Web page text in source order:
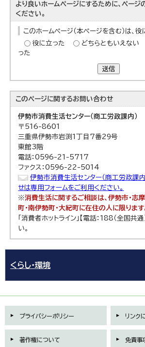
より良いホームページにするために、ペー
ください。
このホームページ（本ページを含む）は、
役に立った
どちらともいえない
った
送信
このページに関するお問い合わせ
伊勢市消費生活センター（商工労政課内）
〒516-8601
三重県伊勢市岩渕1丁目7番29号
東館3階
電話：0596-21-5717
ファクス：0596-22-5014
伊勢市消費生活センター（商工労政課
せは専用フォームをご利用ください。
※消費生活に関するご相談は、伊勢市・志
町・南伊勢町・大紀町に在住の人に限ります
「消費者ホットライン」【電話：188（全国共
い。
くらし・環境
プライバシーポリシー リンク
著作権について 免責事